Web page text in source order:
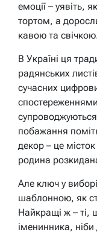
емоції – уявіть,
тортом, а
кавою та
В Україні ця
радянських
сучасних
побажання
декор – це
родина
Але ключ у
шаблонною, як
Найкращі ж – ті,
іменинника,